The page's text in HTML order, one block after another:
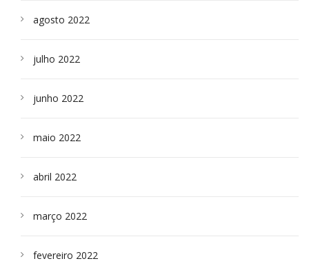
agosto 2022
julho 2022
junho 2022
maio 2022
abril 2022
março 2022
fevereiro 2022